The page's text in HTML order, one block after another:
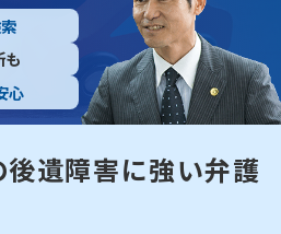
も
心
遺障害に強い弁護